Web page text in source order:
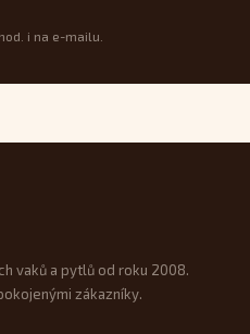
i na e-mailu.
vaků a pytlů od roku 2008.
zákazníky.